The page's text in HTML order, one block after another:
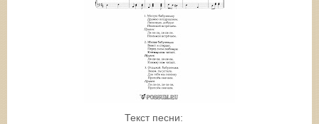
Текст песни: